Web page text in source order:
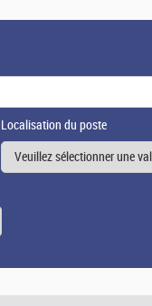
Localisation du poste